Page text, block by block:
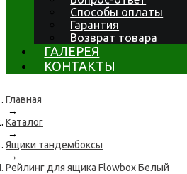
Способы оплаты
Гарантия
Возврат товара
ГАЛЕРЕЯ
КОНТАКТЫ
Главная
→
Каталог
→
Ящики тандембоксы
→
Рейлинг для ящика Flowbox Белый